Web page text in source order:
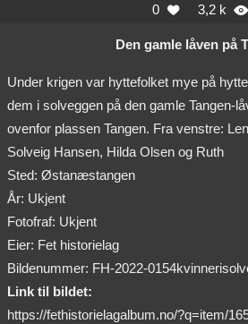
0  3,2 k 
Den gamle låven på
Under krigen var hyttefolket mye på
dem i solveggen på den gamle Tangen-
ovenfor plassen Tangen. Fra venstre:
Solveig Hansen, Hilda Olsen og Ruth
Sted: Østanæstangen
År: Ukjent
Fotofraf: Ukjent
Eier: Fet historielag
Bildenummer: FH-2022-
Link til bildet:
https://fethistorielagalbum.no/?q=item/